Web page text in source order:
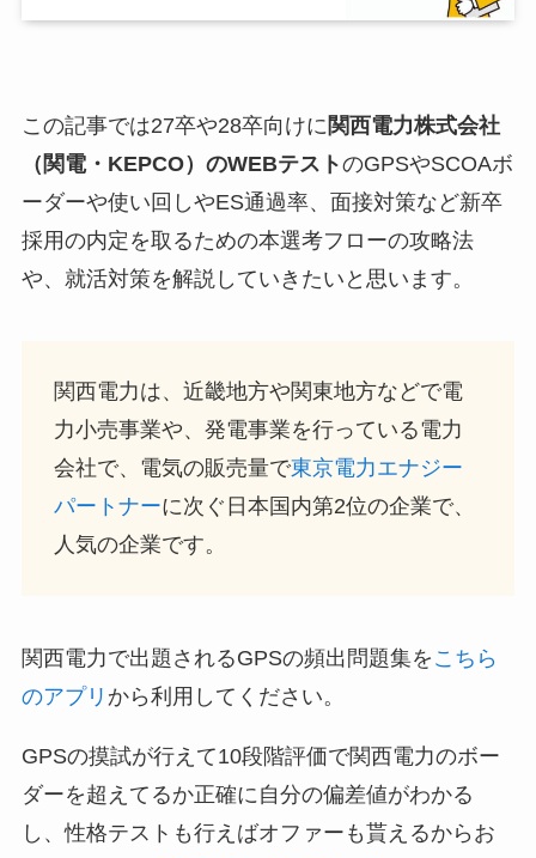
この記事では27卒や28卒向けに 関西電力株式会社
（関電・ KEPCO） のWEBテストのGPSやSCOAボ
ーダーや使い回しやES通過率、面接対策など新卒
採用の内定を取るための本選考フローの攻略法
や、就活対策を解説していきたいと思います。
関西電力は、近畿地方や関東地方などで電
力小売事業や、発電事業を行っている電力
会社で、電気の販売量で東京電力エナジー
パートナーに次ぐ日本国内第2位の企業で、
人気の企業です。
関西電力で出題されるGPSの頻出問題集を こちら
のアプリ から利用してください。
GPSの摸試が行えて10段階評価で関西電力のボー
ダーを超えてるか正確に自分の偏差値がわかる
し、性格テストも行えばオファーも貰えるからお